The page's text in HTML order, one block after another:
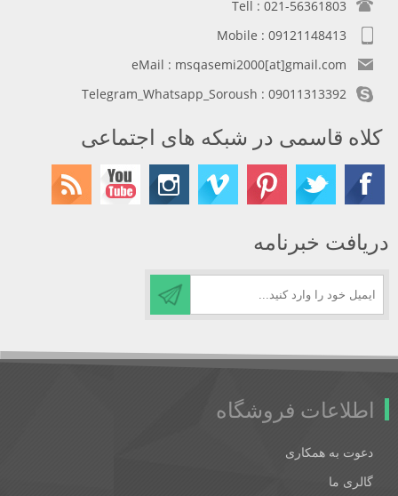
Tell : 021-56361803
Mobile : 09121148413
eMail : msqasemi2000[at]gmail.com
Telegram_Whatsapp_Soroush : 09011313392
کلاه قاسمی در شبکه های اجتماعی
دریافت خبرنامه
اطلاعات فروشگاه
دعوت به همکاری
گالری ما